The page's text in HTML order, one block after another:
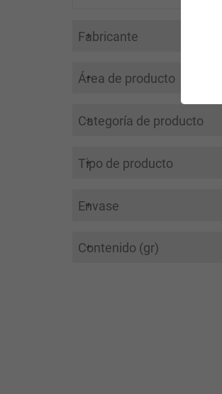
Fabricante
Área de producto
Categoría de producto
Tipo de producto
Envase
Contenido (gr)